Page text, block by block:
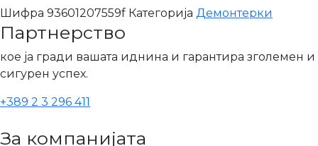
Шифра 93601207559f Категорија Демонтерки
Партнерство
кое ја гради вашата иднина и гарантира зголемен и
сигурен успех.
+389 2 3 296 411
За компанијата